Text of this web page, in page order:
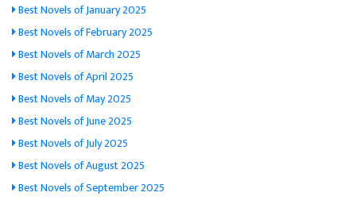
Best Novels of January 2025
Best Novels of February 2025
Best Novels of March 2025
Best Novels of April 2025
Best Novels of May 2025
Best Novels of June 2025
Best Novels of July 2025
Best Novels of August 2025
Best Novels of September 2025